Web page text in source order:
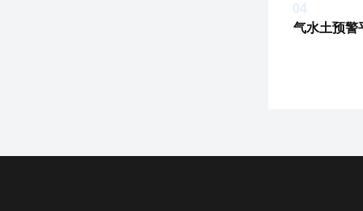
04
气水土预警